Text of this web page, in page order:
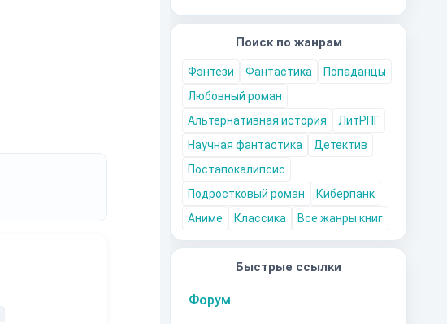
Поиск по жанрам
Фэнтези Фантастика
Попаданцы
Любовный роман
Альтернативная история
ЛитРПГ
Научная фантастика
Детектив
Постапокалипсис
Подростковый роман
Киберпанк
Аниме
Классика Все жанры книг
Быстрые ссылки
Форум